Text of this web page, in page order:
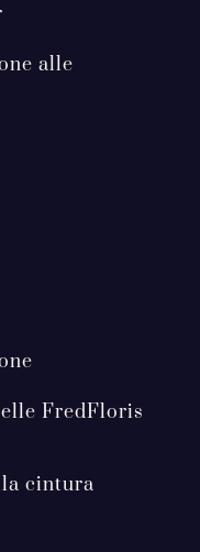
alle
FredFloris
cintura